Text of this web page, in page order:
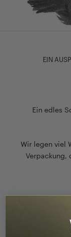
EIN
Ein edles
Wir legen viel
Verpackung,